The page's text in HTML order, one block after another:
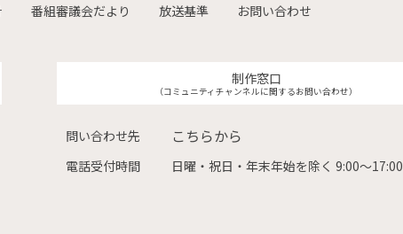
番組審議会だより 放送基準 お問い合わせ
制作窓口
（コミュニティチャンネルに関するお問い合わせ）
問い合わせ先 こちらから
電話受付時間 日曜・祝日・年末年始を除く 9:00〜17:00